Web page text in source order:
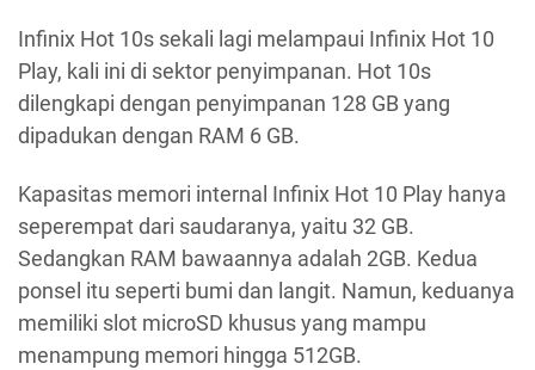
Infinix Hot 10s sekali lagi melampaui Infinix Hot 10
Play, kali ini di sektor penyimpanan. Hot 10s
dilengkapi dengan penyimpanan 128 GB yang
dipadukan dengan RAM 6 GB.
Kapasitas memori internal Infinix Hot 10 Play hanya
seperempat dari saudaranya, yaitu 32 GB.
Sedangkan RAM bawaannya adalah 2GB. Kedua
ponsel itu seperti bumi dan langit. Namun, keduanya
memiliki slot microSD khusus yang mampu
menampung memori hingga 512GB.